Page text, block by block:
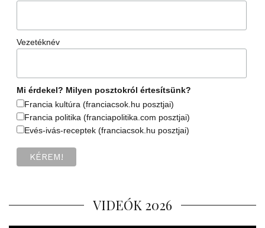
Vezetéknév
Mi érdekel? Milyen posztokról értesítsünk?
Francia kultúra (franciacsok.hu posztjai)
Francia politika (franciapolitika.com posztjai)
Evés-ivás-receptek (franciacsok.hu posztjai)
VIDEÓK 2026